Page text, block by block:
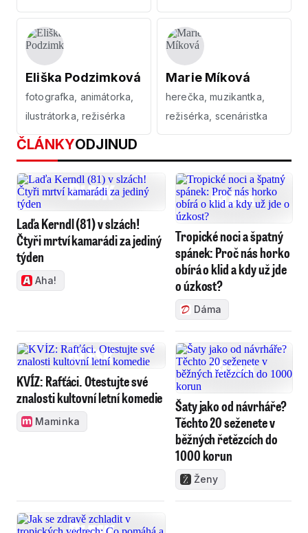
Eliška Podzimková
fotografka, animátorka,
ilustrátorka, režisérka
Marie Míková
herečka, muzikantka,
režisérka, scenáristka
ČLÁNKYODJINUD
Laďa Kerndl (81) v slzách!
Čtyři mrtví kamarádi za jediný
týden
Aha!
Tropické noci a špatný
spánek: Proč nás horko
obírá o klid a kdy už jde
o úzkost?
Dáma
KVÍZ: Rafťáci. Otestujte své
znalosti kultovní letní komedie
Maminka
Šaty jako od návrháře?
Těchto 20 seženete v
běžných řetězcích do
1000 korun
Ženy